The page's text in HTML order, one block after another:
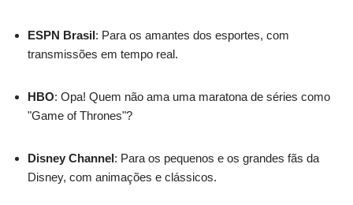
ESPN Brasil: Para os amantes dos esportes, com
transmissões em tempo real.
HBO: Opa! Quem não ama uma maratona de séries como
"Game of Thrones"?
Disney Channel: Para os pequenos e os grandes fãs da
Disney, com animações e clássicos.